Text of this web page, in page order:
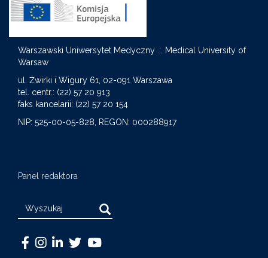
Warszawski Uniwersytet Medyczny .:. Medical University of
Warsaw
ul. Żwirki i Wigury 61, 02-091 Warszawa
tel. centr.: (22) 57 20 913
faks kancelarii: (22) 57 20 154
NIP: 525-00-05-828, REGON: 000288917
Panel redaktora
Search
Warszawski
Medical
Warszawski
Warszawski
Warszawski